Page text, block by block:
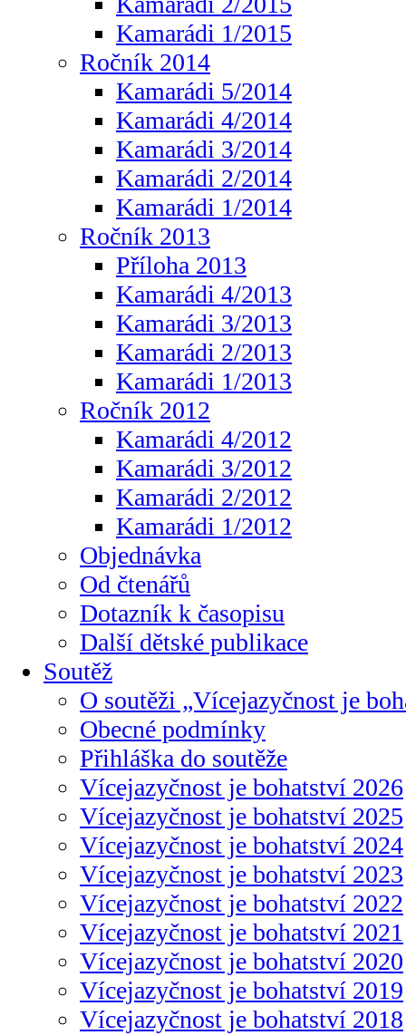
Kamarádi 1/2015
Ročník 2014
Kamarádi 5/2014
Kamarádi 4/2014
Kamarádi 3/2014
Kamarádi 2/2014
Kamarádi 1/2014
Ročník 2013
Příloha 2013
Kamarádi 4/2013
Kamarádi 3/2013
Kamarádi 2/2013
Kamarádi 1/2013
Ročník 2012
Kamarádi 4/2012
Kamarádi 3/2012
Kamarádi 2/2012
Kamarádi 1/2012
Objednávka
Od čtenářů
Dotazník k časopisu
Další dětské publikace
Soutěž
O soutěži „Vícejazyčnost je
Obecné podmínky
Přihláška do soutěže
Vícejazyčnost je bohatství 2026
Vícejazyčnost je bohatství 2025
Vícejazyčnost je bohatství 2024
Vícejazyčnost je bohatství 2023
Vícejazyčnost je bohatství 2022
Vícejazyčnost je bohatství 2021
Vícejazyčnost je bohatství 2020
Vícejazyčnost je bohatství 2019
Vícejazyčnost je bohatství 2018